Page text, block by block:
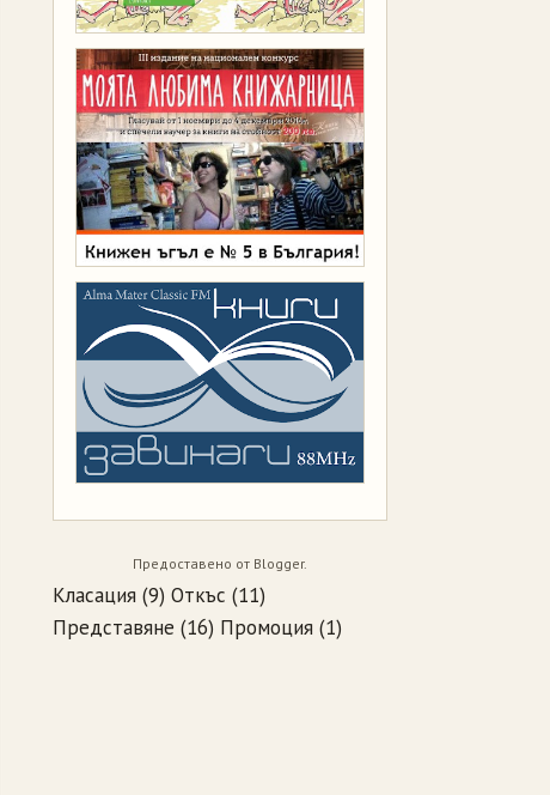
Предоставено от Blogger.
Класация (9) Откъс (11)
Представяне (16) Промоция (1)